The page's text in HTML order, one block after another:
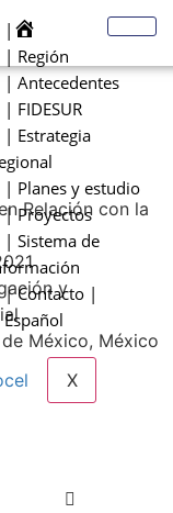
|
| Región
| Antecedentes
| FIDESUR
| Estrategia
| Planes y estudio
| Proyectos
| Sistema de
| Contacto |
Español
X
Relación con la
y
México, México